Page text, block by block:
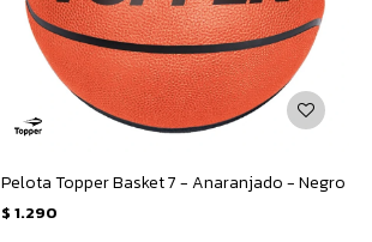
Pelota Topper Basket 7 - Anaranjado - Negro
$ 1.290